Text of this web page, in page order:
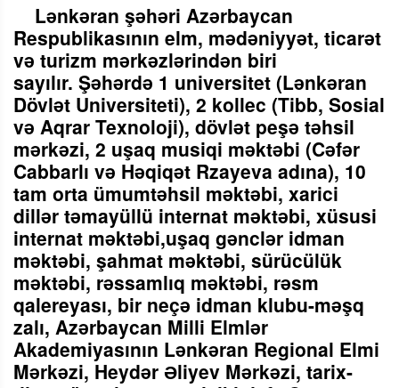
Lənkəran şəhəri Azərbaycan
Respublikasının elm, mədəniyyət, ticarət
və turizm mərkəzlərindən biri
sayılır. Şəhərdə 1 universitet (Lənkəran
Dövlət Universiteti), 2 kollec (Tibb, Sosial
və Aqrar Texnoloji), dövlət peşə təhsil
mərkəzi, 2 uşaq musiqi məktəbi (Cəfər
Cabbarlı və Həqiqət Rzayeva adına), 10
tam orta ümumtəhsil məktəbi, xarici
dillər təmayüllü internat məktəbi, xüsusi
internat məktəbi,uşaq gənclər idman
məktəbi, şahmat məktəbi, sürücülük
məktəbi, rəssamlıq məktəbi, rəsm
qalereyası, bir neçə idman klubu-məşq
zalı, Azərbaycan Milli Elmlər
Akademiyasının Lənkəran Regional Elmi
Mərkəzi, Heydər Əliyev Mərkəzi, tarix-